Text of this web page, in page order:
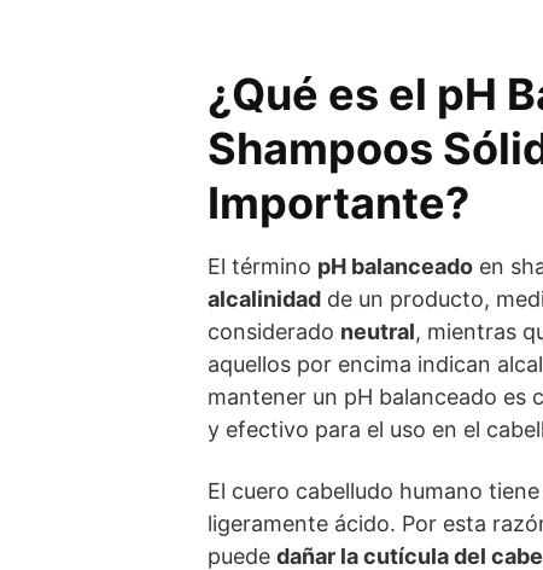
¿Qué es el pH
Shampoos
Importante?
El término pH balanceado en
alcalinidad de un producto,
considerado neutral, mientras
aquellos por encima indican
mantener un pH balanceado es
y efectivo para el uso en el
El cuero cabelludo humano
ligeramente ácido. Por esta
puede dañar la cutícula del